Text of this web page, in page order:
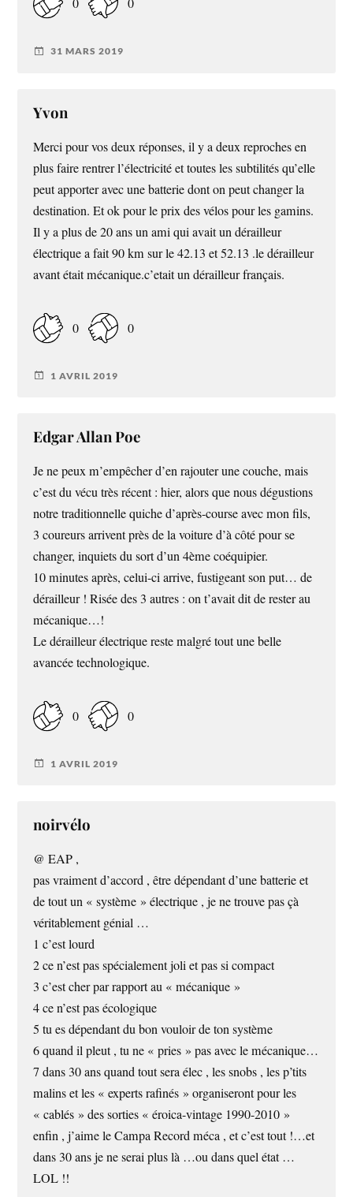
31 MARS 2019
Yvon
Merci pour vos deux réponses, il y a deux reproches en
plus faire rentrer l’électricité et toutes les subtilités qu’elle
peut apporter avec une batterie dont on peut changer la
destination. Et ok pour le prix des vélos pour les gamins.
Il y a plus de 20 ans un ami qui avait un dérailleur
électrique a fait 90 km sur le 42.13 et 52.13 .le dérailleur
avant était mécanique.c’etait un dérailleur français.
0 0
1 AVRIL 2019
Edgar Allan Poe
Je ne peux m’empêcher d’en rajouter une couche, mais
c’est du vécu très récent : hier, alors que nous dégustions
notre traditionnelle quiche d’après-course avec mon fils,
3 coureurs arrivent près de la voiture d’à côté pour se
changer, inquiets du sort d’un 4ème coéquipier.
10 minutes après, celui-ci arrive, fustigeant son put… de
dérailleur ! Risée des 3 autres : on t’avait dit de rester au
mécanique…!
Le dérailleur électrique reste malgré tout une belle
avancée technologique.
0 0
1 AVRIL 2019
noirvélo
@ EAP ,
pas vraiment d’accord , être dépendant d’une batterie et
de tout un « système » électrique , je ne trouve pas çà
véritablement génial …
1 c’est lourd
2 ce n’est pas spécialement joli et pas si compact
3 c’est cher par rapport au « mécanique »
4 ce n’est pas écologique
5 tu es dépendant du bon vouloir de ton système
6 quand il pleut , tu ne « pries » pas avec le mécanique…
7 dans 30 ans quand tout sera élec , les snobs , les p’tits
malins et les « experts rafinés » organiseront pour les
« cablés » des sorties « éroica-vintage 1990-2010 »
enfin , j’aime le Campa Record méca , et c’est tout !…et
dans 30 ans je ne serai plus là …ou dans quel état …
LOL !!